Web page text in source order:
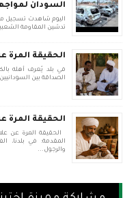
السودان
اليوم شاهدت تسجيل
تدشين المقاومة
الحقيقة المرة
في بلد يُعرف أهله
الصداقة بين
الحقيقة المرة
الحقيقة المرة عن
المقدمة: في
والرجول...